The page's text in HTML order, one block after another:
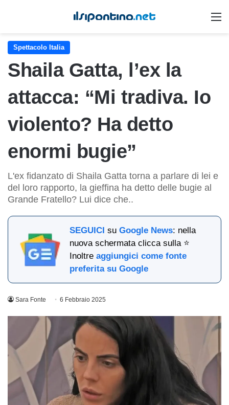
Spettacolo Italia
Shaila Gatta, l’ex la
attacca: “Mi tradiva. Io
violento? Ha detto
enormi bugie”
L'ex fidanzato di Shaila Gatta torna a parlare di lei e
del loro rapporto, la gieffina ha detto delle bugie al
Grande Fratello? Lui dice che..
SEGUICI suGoogle News: nella
nuova schermata clicca sulla ⭐
Inoltreaggiungici come fonte
preferita su Google
Sara Fonte 6 Febbraio 2025